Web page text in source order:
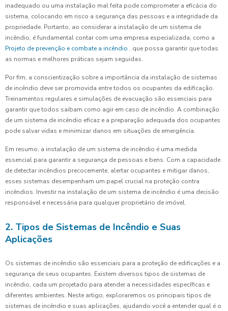
inadequado ou uma instalação mal feita pode comprometer a eficácia do
sistema, colocando em risco a segurança das pessoas e a integridade da
propriedade. Portanto, ao considerar a instalação de um sistema de
incêndio, é fundamental contar com uma empresa especializada, como a
Projeto de prevenção e combate a incêndio , que possa garantir que todas
as normas e melhores práticas sejam seguidas.
Por fim, a conscientização sobre a importância da instalação de sistemas
de incêndio deve ser promovida entre todos os ocupantes da edificação.
Treinamentos regulares e simulações de evacuação são essenciais para
garantir que todos saibam como agir em caso de incêndio. A combinação
de um sistema de incêndio eficaz e a preparação adequada dos ocupantes
pode salvar vidas e minimizar danos em situações de emergência.
Em resumo, a instalação de um sistema de incêndio é uma medida
essencial para garantir a segurança de pessoas e bens. Com a capacidade
de detectar incêndios precocemente, alertar ocupantes e mitigar danos,
esses sistemas desempenham um papel crucial na proteção contra
incêndios. Investir na instalação de um sistema de incêndio é uma decisão
responsável e necessária para qualquer proprietário de imóvel.
2. Tipos de Sistemas de Incêndio e Suas
Aplicações
Os sistemas de incêndio são essenciais para a proteção de edificações e a
segurança de seus ocupantes. Existem diversos tipos de sistemas de
incêndio, cada um projetado para atender a necessidades específicas e
diferentes ambientes. Neste artigo, exploraremos os principais tipos de
sistemas de incêndio e suas aplicações, ajudando você a entender qual é o